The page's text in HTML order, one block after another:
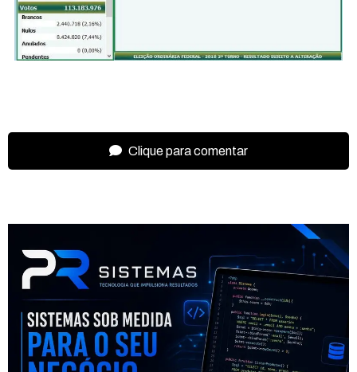
Clique para comentar